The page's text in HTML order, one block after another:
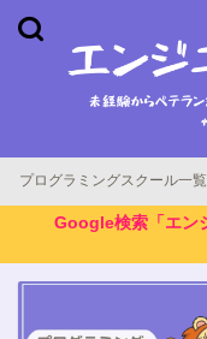
プログラミングスクール一覧
Google検索「エン